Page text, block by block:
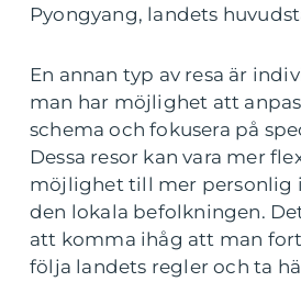
Pyongyang, landets
En annan typ av resa är
man har möjlighet att
schema och fokusera på
Dessa resor kan vara mer
möjlighet till mer personlig
den lokala befolkningen.
att komma ihåg att man
följa landets regler och ta